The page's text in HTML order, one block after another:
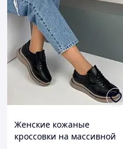
Женские кожаные
кроссовки на массивной